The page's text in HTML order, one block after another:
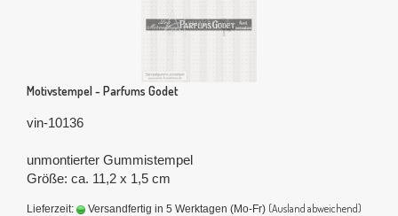
Motivstempel - Parfums Godet
vin-10136
unmontierter Gummistempel
Größe: ca. 11,2 x 1,5 cm
Lieferzeit: Versandfertig in 5 Werktagen (Mo-Fr) (Ausland abweichend)